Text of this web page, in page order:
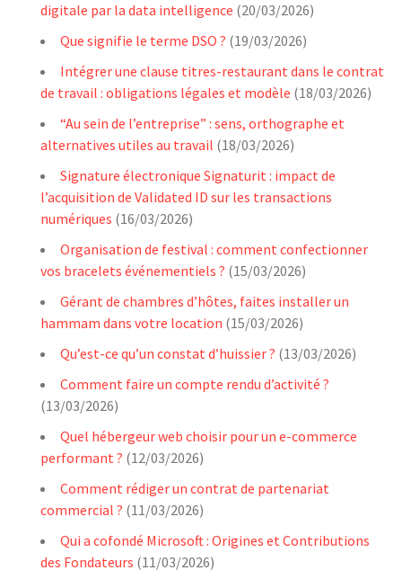
digitale par la data intelligence (20/03/2026)
Que signifie le terme DSO ? (19/03/2026)
Intégrer une clause titres-restaurant dans le contrat
de travail : obligations légales et modèle (18/03/2026)
“Au sein de l’entreprise” : sens, orthographe et
alternatives utiles au travail (18/03/2026)
Signature électronique Signaturit : impact de
l’acquisition de Validated ID sur les transactions
numériques (16/03/2026)
Organisation de festival : comment confectionner
vos bracelets événementiels ? (15/03/2026)
Gérant de chambres d’hôtes, faites installer un
hammam dans votre location (15/03/2026)
Qu’est-ce qu’un constat d’huissier ? (13/03/2026)
Comment faire un compte rendu d’activité ?
(13/03/2026)
Quel hébergeur web choisir pour un e-commerce
performant ? (12/03/2026)
Comment rédiger un contrat de partenariat
commercial ? (11/03/2026)
Qui a cofondé Microsoft : Origines et Contributions
des Fondateurs (11/03/2026)